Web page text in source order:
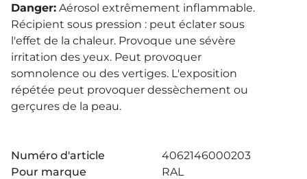
Danger: Aérosol extrêmement inflammable.
Récipient sous pression : peut éclater sous
l'effet de la chaleur. Provoque une sévère
irritation des yeux. Peut provoquer
somnolence ou des vertiges. L'exposition
répétée peut provoquer dessèchement ou
gerçures de la peau.
Numéro d'article
4062146000203
Pour marque
RAL